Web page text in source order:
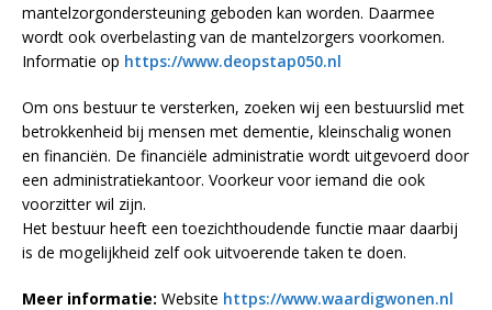
mantelzorgondersteuning geboden kan worden. Daarmee
wordt ook overbelasting van de mantelzorgers voorkomen.
Informatie op https://www.deopstap050.nl
Om ons bestuur te versterken, zoeken wij een bestuurslid met
betrokkenheid bij mensen met dementie, kleinschalig wonen
en financiën. De financiële administratie wordt uitgevoerd door
een administratiekantoor. Voorkeur voor iemand die ook
voorzitter wil zijn.
Het bestuur heeft een toezichthoudende functie maar daarbij
is de mogelijkheid zelf ook uitvoerende taken te doen.
Meer informatie: Website https://www.waardigwonen.nl